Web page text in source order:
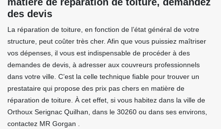
des devis
La réparation de toiture, en fonction de l’état général de votre
structure, peut coûter très cher. Afin que vous puissiez maîtriser
vos dépenses, il vous est indispensable de procéder à des
demandes de devis, à adresser aux couvreurs professionnels
dans votre ville. C’est la celle technique fiable pour trouver un
prestataire qui propose des prix pas chers en matière de
réparation de toiture. À cet effet, si vous habitez dans la ville de
Orthoux Serignac Quilhan, dans le 30260 ou dans ses environs,
contactez MR Gorgan .